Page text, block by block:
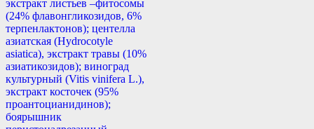
экстракт листьев –фитосомы
(24% флавонгликозидов, 6%
терпенлактонов); центелла
азиатская (Hydrocotyle
asiatica), экстракт травы (10%
азиатикозидов); виноград
культурный (Vitis vinifera L.),
экстракт косточек (95%
проантоцианидинов);
боярышник